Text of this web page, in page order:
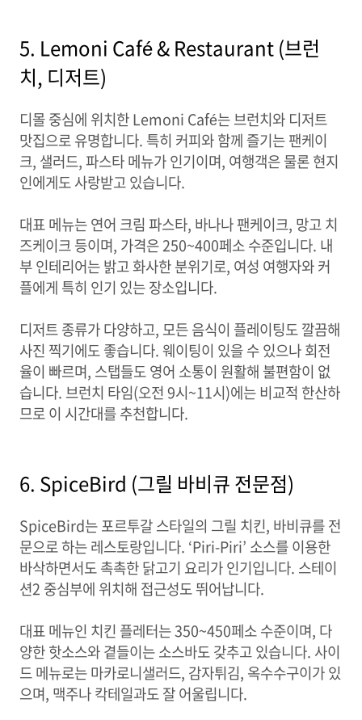
5. Lemoni Café & Restaurant (브런
치, 디저트)
디몰 중심에 위치한 Lemoni Café는 브런치와 디저트
맛집으로 유명합니다. 특히 커피와 함께 즐기는 팬케이
크, 샐러드, 파스타 메뉴가 인기이며, 여행객은 물론 현지
인에게도 사랑받고 있습니다.
대표 메뉴는 연어 크림 파스타, 바나나 팬케이크, 망고 치
즈케이크 등이며, 가격은 250~400페소 수준입니다. 내
부 인테리어는 밝고 화사한 분위기로, 여성 여행자와 커
플에게 특히 인기 있는 장소입니다.
디저트 종류가 다양하고, 모든 음식이 플레이팅도 깔끔해
사진 찍기에도 좋습니다. 웨이팅이 있을 수 있으나 회전
율이 빠르며, 스탭들도 영어 소통이 원활해 불편함이 없
습니다. 브런치 타임(오전 9시~11시)에는 비교적 한산하
므로 이 시간대를 추천합니다.
6. SpiceBird (그릴 바비큐 전문점)
SpiceBird는 포르투갈 스타일의 그릴 치킨, 바비큐를 전
문으로 하는 레스토랑입니다. ‘Piri-Piri’ 소스를 이용한
바삭하면서도 촉촉한 닭고기 요리가 인기입니다. 스테이
션2 중심부에 위치해 접근성도 뛰어납니다.
대표 메뉴인 치킨 플레터는 350~450페소 수준이며, 다
양한 핫소스와 곁들이는 소스바도 갖추고 있습니다. 사이
드 메뉴로는 마카로니샐러드, 감자튀김, 옥수수구이가 있
으며, 맥주나 칵테일과도 잘 어울립니다.